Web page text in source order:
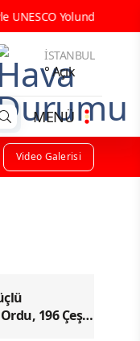
Yolunda Emin Adımlarla
İSTANBUL
° Açık
MENÜ
Video Galerisi
196 Çeşit